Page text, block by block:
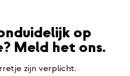
op
Meld het ons.
zijn verplicht.